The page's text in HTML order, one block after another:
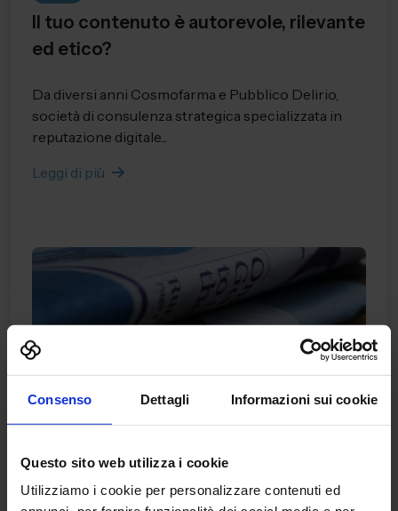
Consenso Dettagli Informazioni sui cookie
Questo sito web utilizza i cookie
Utilizziamo i cookie per personalizzare contenuti ed
Il tuo contenuto è autorevole, rilevante
ed etico?
Da diversi anni Cosmofarma e Pubblico Delirio,
società di consulenza strategica specializzata in
reputazione digitale...
Leggi di più
11/05/2026